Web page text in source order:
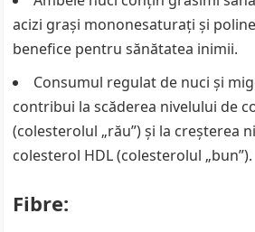
acizi grași mononesaturați și
benefice pentru sănătatea inimii.
Consumul regulat de nuci și
contribui la scăderea nivelului de
(colesterolul „rău”) și la creșterea
colesterol HDL (colesterolul „bun”).
Fibre: